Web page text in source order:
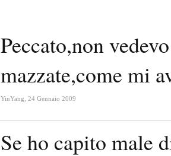
Peccato,non
mazzate,come mi
YinYang 24 Gennaio 2009
Se ho capito male